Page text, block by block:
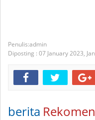
admin
Diposting : 07 January 2023,
berita